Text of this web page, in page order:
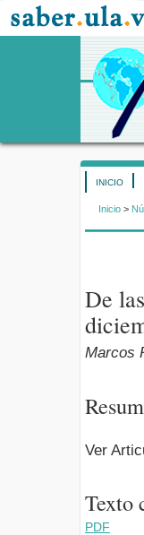
INICIO
Inicio >
De
Marcos
Ver
Texto
PDF